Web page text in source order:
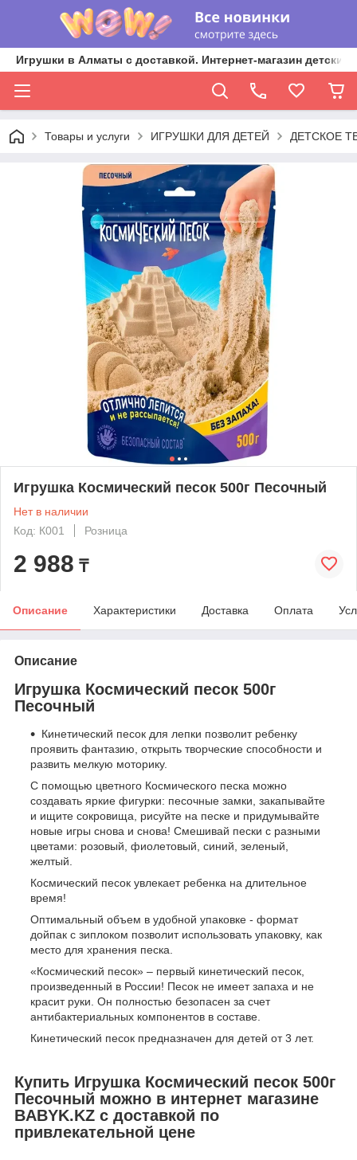
Игрушки в Алматы с доставкой. Интернет-магазин
Товары и услуги ИГРУШКИ ДЛЯ ДЕТЕЙ ДЕТСКОЕ
Игрушка Космический песок 500г Песочный
Нет в наличии
Код: К001
Розница
2 988 ₸
Описание Характеристики Доставка Оплата
Описание
Игрушка Космический песок 500г
Песочный
Кинетический песок для лепки позволит ребенку
проявить фантазию, открыть творческие способности и
развить мелкую моторику.
С помощью цветного Космического песка можно
создавать яркие фигурки: песочные замки, закапывайте
и ищите сокровища, рисуйте на песке и придумывайте
новые игры снова и снова! Смешивай пески с разными
цветами: розовый, фиолетовый, синий, зеленый,
желтый.
Космический песок увлекает ребенка на длительное
время!
Оптимальный объем в удобной упаковке - формат
дойпак с зиплоком позволит использовать упаковку, как
место для хранения песка.
«Космический песок» – первый кинетический песок,
произведенный в России! Песок не имеет запаха и не
красит руки. Он полностью безопасен за счет
антибактериальных компонентов в составе.
Кинетический песок предназначен для детей от 3 лет.
Купить Игрушка Космический песок 500г
Песочный можно в интернет магазине
BABYK.KZ с доставкой по
привлекательной цене